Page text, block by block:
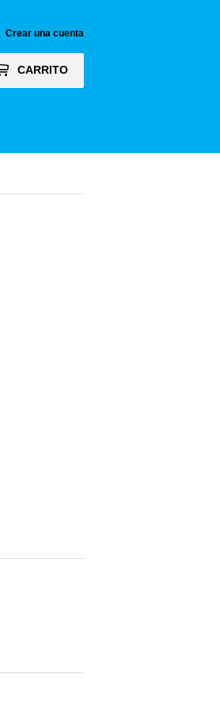
Crear una cuenta
CARRITO